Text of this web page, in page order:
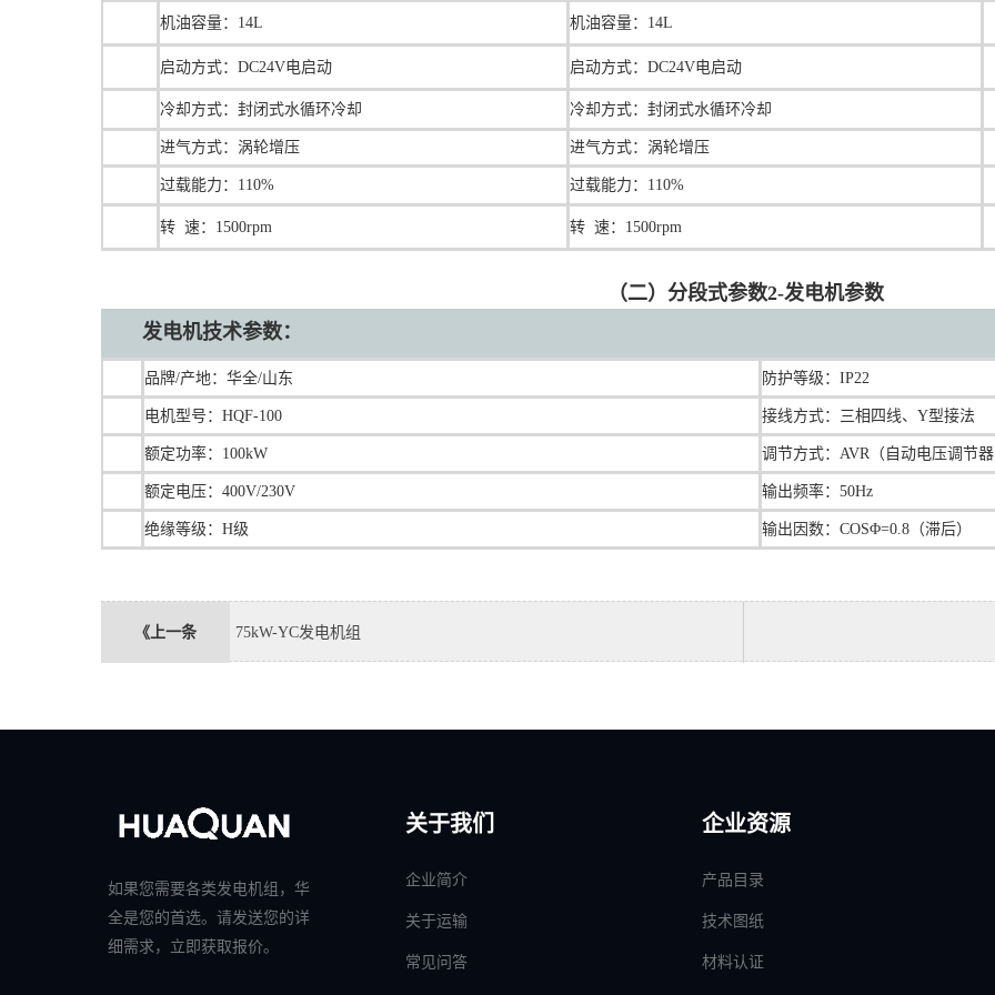
机油容量： 14L 机油容量： 14L
启动方式：DC24V电启动 启动方式：DC24V电启动
冷却方式：封闭式水循环冷却 冷却方式：封闭式水循环冷却
进气方式：涡轮增压 进气方式：涡轮增压
过载能力：110% 过载能力：110%
转 速：1500rpm 转 速：1500rpm
（二）分段式参数2-发电机参数
发电机技术参数：
品牌/产地：华全/山东 防护等级：IP22
电机型号：HQF-100 接线方式：三相四线、Y型接法
额定功率：100kW 调节方式：AVR（自动电压调节
额定电压：400V/230V 输出频率：50Hz
绝缘等级：H级 输出因数：COSΦ=0.8（滞后）
《上一条 75kW-YC发电机组
如果您需要各类发电机组，华
全是您的首选。请发送您的详
细需求，立即获取报价。
关于我们
企业简介
关于运输
常见问答
企业资源
产品目录
技术图纸
材料认证